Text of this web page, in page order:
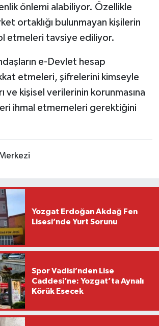
önlemi alabiliyor. Özellikle
ortaklığı bulunmayan kişilerin
etmeleri tavsiye ediliyor.
e-Devlet hesap
etmeleri, şifrelerini kimseyle
ve kişisel verilerinin korunmasına
ihmal etmemeleri gerektiğini
Yozgat Erdoğan Akdağ Fen
Lisesi’nde Yurt Sorunu
Spor Vadisi’nden Lise
Caddesi’ne: Yozgat’ta Aynalı
Körük Esecek